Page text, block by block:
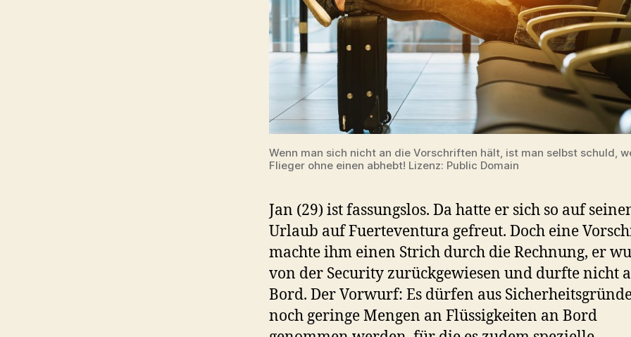
Wenn man sich nicht an die Vorschriften hält, ist man selbst schuld,
Flieger ohne einen abhebt! Lizenz: Public Domain
Jan (29) ist fassungslos. Da hatte er sich so auf
Urlaub auf Fuerteventura gefreut. Doch eine
machte ihm einen Strich durch die Rechnung, er
von der Security zurückgewiesen und durfte nicht
Bord. Der Vorwurf: Es dürfen aus
noch geringe Mengen an Flüssigkeiten an Bord